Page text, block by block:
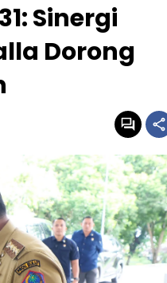
Sinergi
Dorong